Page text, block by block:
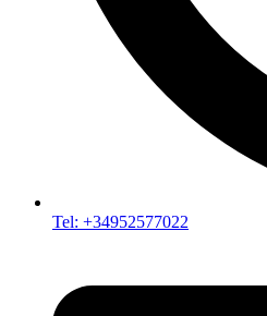
Tel: +34952577022